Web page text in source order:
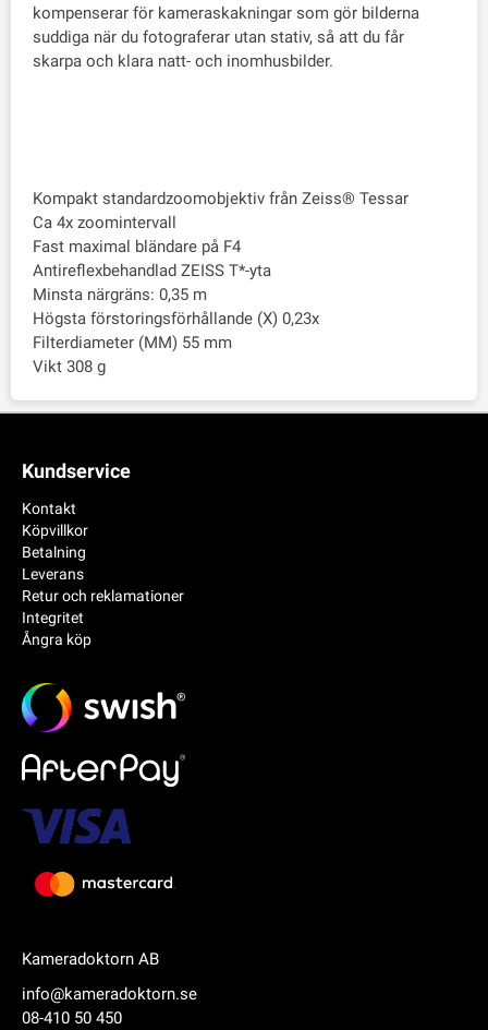
kompenserar för kameraskakningar som gör bilderna
suddiga när du fotograferar utan stativ, så att du får
skarpa och klara natt- och inomhusbilder.
Kompakt standardzoomobjektiv från Zeiss® Tessar
Ca 4x zoomintervall
Fast maximal bländare på F4
Antireflexbehandlad ZEISS T*-yta
Minsta närgräns: 0,35 m
Högsta förstoringsförhållande (X) 0,23x
Filterdiameter (MM) 55 mm
Vikt 308 g
Kameradoktorn AB
info@kameradoktorn.se
08-410 50 450
Kundservice
Kontakt
Köpvillkor
Betalning
Leverans
Retur och reklamationer
Integritet
Ångra köp